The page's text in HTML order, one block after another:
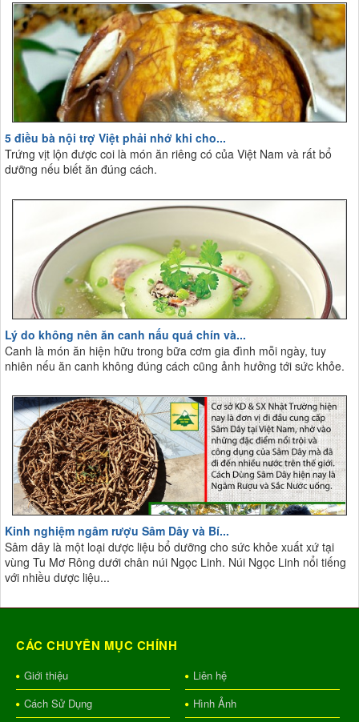
5 điều bà nội trợ Việt phải nhớ khi cho...
Trứng vịt lộn được coi là món ăn riêng có của Việt Nam và rất bổ
dưỡng nếu biết ăn đúng cách.
Lý do không nên ăn canh nấu quá chín và...
Canh là món ăn hiện hữu trong bữa cơm gia đình mỗi ngày, tuy
nhiên nếu ăn canh không đúng cách cũng ảnh hưởng tới sức khỏe.
Kinh nghiệm ngâm rượu Sâm Dây và Bí...
Sâm dây là một loại dược liệu bổ dưỡng cho sức khỏe xuất xứ tại
vùng Tu Mơ Rông dưới chân núi Ngọc Linh. Núi Ngọc Linh nổi tiếng
với nhiều dược liệu...
CÁC CHUYÊN MỤC CHÍNH
Giới thiệu
Liên hệ
Cách Sử Dụng
Hình Ảnh